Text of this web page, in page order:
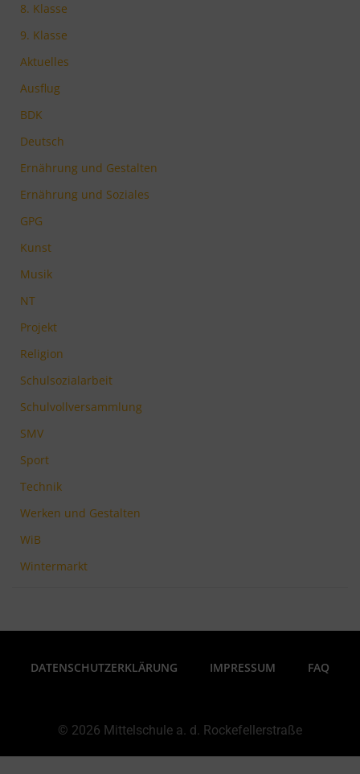
8. Klasse
9. Klasse
Aktuelles
Ausflug
BDK
Deutsch
Ernährung und Gestalten
Ernährung und Soziales
GPG
Kunst
Musik
NT
Projekt
Religion
Schulsozialarbeit
Schulvollversammlung
SMV
Sport
Technik
Werken und Gestalten
WiB
Wintermarkt
DATENSCHUTZERKLÄRUNG IMPRESSUM FAQ
© 2026 Mittelschule a. d. Rockefellerstraße